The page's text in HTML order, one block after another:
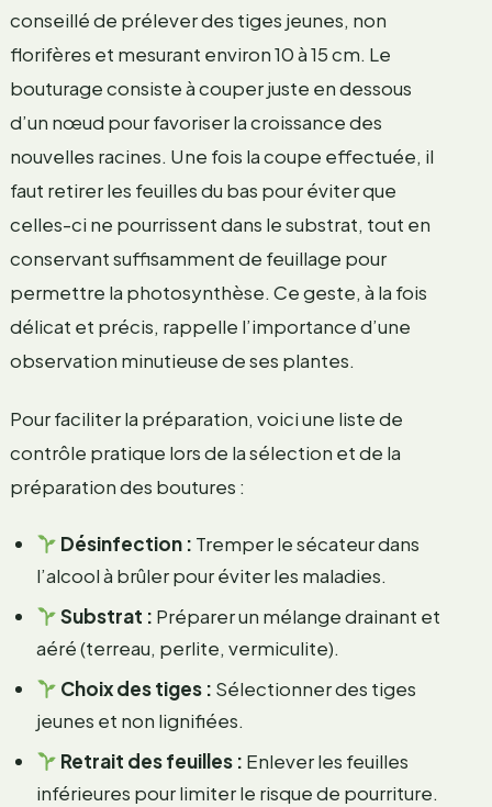
conseillé de prélever des tiges jeunes, non
florifères et mesurant environ 10 à 15 cm. Le
bouturage consiste à couper juste en dessous
d’un nœud pour favoriser la croissance des
nouvelles racines. Une fois la coupe effectuée, il
faut retirer les feuilles du bas pour éviter que
celles-ci ne pourrissent dans le substrat, tout en
conservant suffisamment de feuillage pour
permettre la photosynthèse. Ce geste, à la fois
délicat et précis, rappelle l’importance d’une
observation minutieuse de ses plantes.
Pour faciliter la préparation, voici une liste de
contrôle pratique lors de la sélection et de la
préparation des boutures :
Désinfection : Tremper le sécateur dans
l’alcool à brûler pour éviter les maladies.
Substrat : Préparer un mélange drainant et
aéré (terreau, perlite, vermiculite).
Choix des tiges : Sélectionner des tiges
jeunes et non lignifiées.
Retrait des feuilles : Enlever les feuilles
inférieures pour limiter le risque de pourriture.